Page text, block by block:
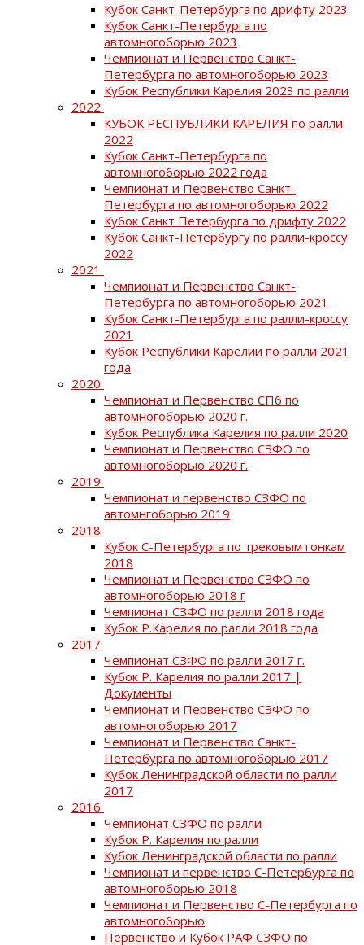
Кубок Санкт-Петербурга по дрифту 2023
Кубок Санкт-Петербурга по
автомногоборью 2023
Чемпионат и Первенство Санкт-
Петербурга по автомногоборью 2023
Кубок Республики Карелия 2023 по ралли
2022
КУБОК РЕСПУБЛИКИ КАРЕЛИЯ по ралли
2022
Кубок Санкт-Петербурга по
автомногоборью 2022 года
Чемпионат и Первенство Санкт-
Петербурга по автомногоборью 2022
Кубок Санкт Петербурга по дрифту 2022
Кубок Санкт-Петербургу по ралли-кроссу
2022
2021
Чемпионат и Первенство Санкт-
Петербурга по автомногоборью 2021
Кубок Санкт-Петербурга по ралли-кроссу
2021
Кубок Республики Карелии по ралли 2021
года
2020
Чемпионат и Первенство СПб по
автомногоборью 2020 г.
Кубок Республика Карелия по ралли 2020
Чемпионат и Первенство СЗФО по
автомногоборью 2020 г.
2019
Чемпионат и первенство СЗФО по
автомнгоборью 2019
2018
Кубок С-Петербурга по трековым гонкам
2018
Чемпионат и Первенство СЗФО по
автомногоборью 2018 г
Чемпионат СЗФО по ралли 2018 года
Кубок Р.Карелия по ралли 2018 года
2017
Чемпионат СЗФО по ралли 2017 г.
Кубок Р. Карелия по ралли 2017 |
Документы
Чемпионат и Первенство СЗФО по
автомногоборью 2017
Чемпионат и Первенство Санкт-
Петербурга по автомногоборью 2017
Кубок Ленинградской области по ралли
2017
2016
Чемпионат СЗФО по ралли
Кубок Р. Карелия по ралли
Кубок Ленинградской области по ралли
Чемпионат и первенство С-Петербурга по
автомногоборью 2018
Чемпионат и Первенство С-Петербурга по
автомногоборью
Первенство и Кубок РАФ СЗФО по